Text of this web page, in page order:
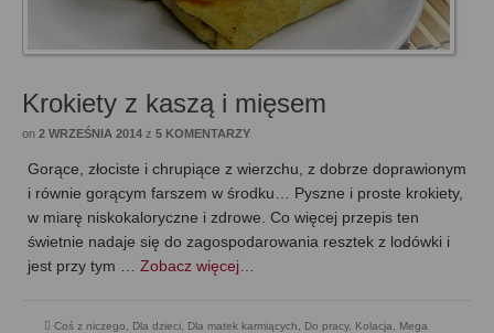
Krokiety z kaszą i mięsem
on 2 WRZEŚNIA 2014 z 5 KOMENTARZY
Gorące, złociste i chrupiące z wierzchu, z dobrze doprawionym
i równie gorącym farszem w środku… Pyszne i proste krokiety,
w miarę niskokaloryczne i zdrowe. Co więcej przepis ten
świetnie nadaje się do zagospodarowania resztek z lodówki i
jest przy tym … Zobacz więcej…
Coś z niczego Dla dzieci Dla matek karmiących Do pracy, Kolacja Mega